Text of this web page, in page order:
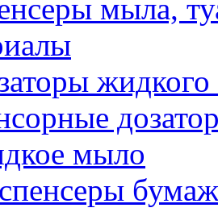
мыла,
мыло